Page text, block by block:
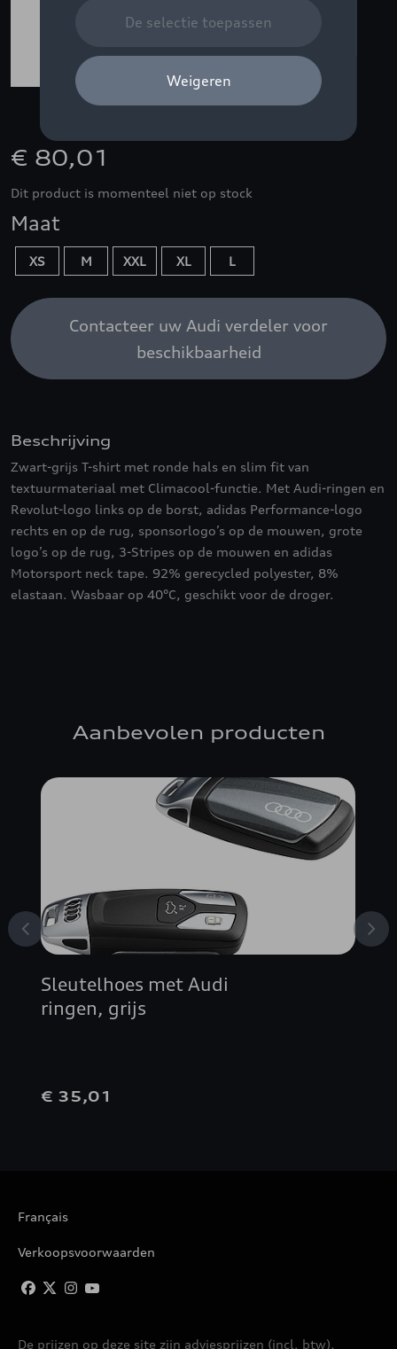
€ 80,01
Dit product is momenteel niet op stock
Maat
XS M XXL XL L
Contacteer uw Audi verdeler voor
beschikbaarheid
Beschrijving
Zwart-grijs T-shirt met ronde hals en slim fit van
textuurmateriaal met Climacool-functie. Met Audi-ringen en
Revolut-logo links op de borst, adidas Performance-logo
rechts en op de rug, sponsorlogo’s op de mouwen, grote
logo’s op de rug, 3-Stripes op de mouwen en adidas
Motorsport neck tape. 92% gerecycled polyester, 8%
elastaan. Wasbaar op 40°C, geschikt voor de droger.
Aanbevolen producten
Sleutelhoes met Audi
ringen, grijs
€ 35,01
Français
Verkoopsvoorwaarden
De prijzen op deze site zijn adviesprijzen (incl. btw),